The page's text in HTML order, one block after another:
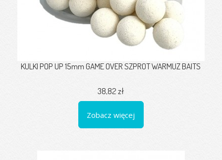
KULKI POP UP 15mm GAME OVER SZPROT WARMUZ BAITS
38,82 zł
Zobacz więcej